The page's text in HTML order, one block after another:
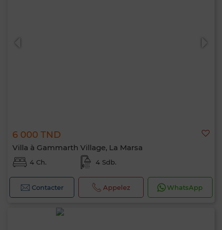
6 000 TND
Villa à Gammarth Village, La Marsa
4 Ch. 4 Sdb.
Contacter Appelez WhatsApp